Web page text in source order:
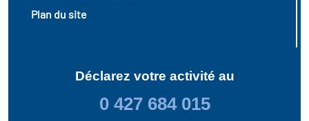
Plan du site
Déclarez votre activité au
0 427 684 015